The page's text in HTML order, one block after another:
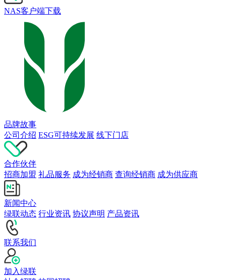
NAS客户端下载
品牌故事
公司介绍 ESG可持续发展 线下门店
合作伙伴
招商加盟 礼品服务 成为经销商 查询经销商 成为供应商
新闻中心
绿联动态 行业资讯 协议声明 产品资讯
联系我们
加入绿联